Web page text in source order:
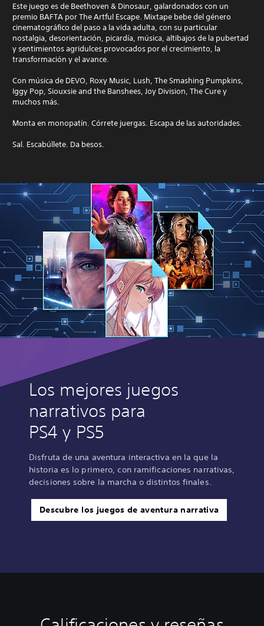
Este juego es de Beethoven & Dinosaur, galardonados con un
premio BAFTA por The Artful Escape. Mixtape bebe del género
cinematográfico del paso a la vida adulta, con su particular
nostalgia, desorientación, picardía, música, altibajos de la pubertad
y sentimientos agridulces provocados por el crecimiento, la
transformación y el avance.
Con música de DEVO, Roxy Music, Lush, The Smashing Pumpkins,
Iggy Pop, Siouxsie and the Banshees, Joy Division, The Cure y
muchos más.
Monta en monopatín. Córrete juergas. Escapa de las autoridades.
Sal. Escabúllete. Da besos.
Los mejores juegos
narrativos para
PS4 y PS5
Disfruta de una aventura interactiva en la que la
historia es lo primero, con ramificaciones narrativas,
decisiones sobre la marcha o distintos finales.
Descubre los juegos de aventura narrativa